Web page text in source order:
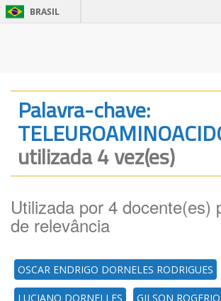
BRASIL
Palavra-chave:
utilizada 4 vez(es)
Utilizada por 4 docente(es)
de relevância
OSCAR ENDRIGO DORNELES RODRIGUES
LUCIANO DORNELLES GILSON